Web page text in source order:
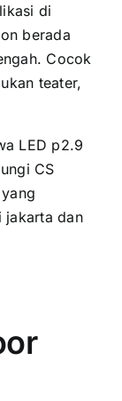
di
berada
Cocok
teater,
LED p2.9
CS
jakarta dаn